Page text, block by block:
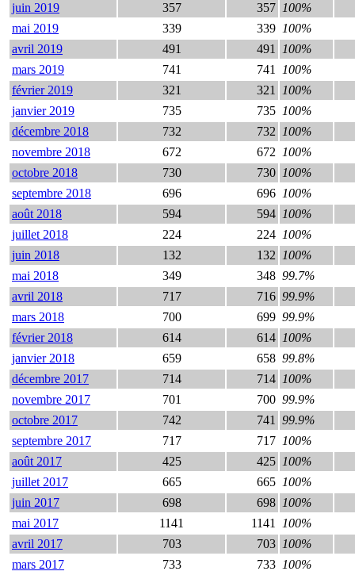
juin 2019
357 357 100%
mai 2019
339 339 100%
avril 2019
491 491
100%
mars 2019
741 741
100%
février 2019
321 321
100%
janvier 2019
735 735 100%
décembre 2018
732 732
100%
novembre 2018
672 672
100%
octobre 2018
730 730 100%
septembre 2018
696 696 100%
août 2018
594 594 100%
juillet 2018
224 224 100%
juin 2018
132 132
100%
mai 2018
349 348 99.7%
avril 2018
717 716 99.9%
mars 2018
700 699 99.9%
février 2018
614 614 100%
janvier 2018
659 658 99.8%
décembre 2017
714 714 100%
novembre 2017
701 700 99.9%
octobre 2017
742 741
99.9%
septembre 2017
717 717 100%
août 2017
425 425 100%
juillet 2017
665 665 100%
juin 2017
698 698 100%
mai 2017
1141 1141
100%
avril 2017
703 703 100%
mars 2017
733 733 100%